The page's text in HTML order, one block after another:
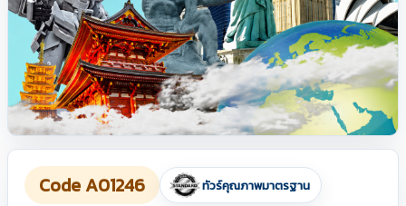
Code A01246 ทัวร์คุณภาพมาตรฐาน